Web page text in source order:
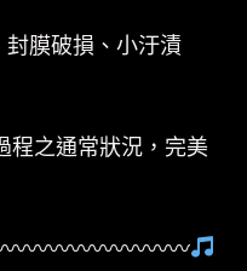
膜破損、小汙漬
程之通常狀況，完美
〰〰〰〰〰〰〰〰